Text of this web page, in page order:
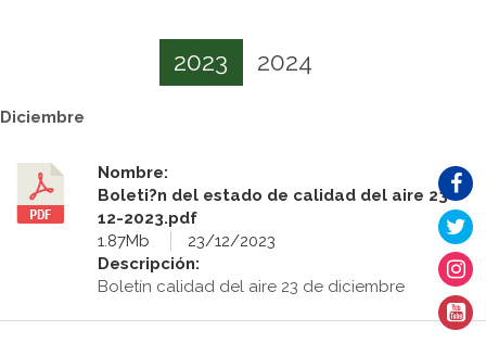
2023 2024
Diciembre
Nombre:
Boleti?n del estado de calidad del aire 23-
12-2023.pdf
1.87Mb
23/12/2023
Descripción:
Boletín calidad del aire 23 de diciembre